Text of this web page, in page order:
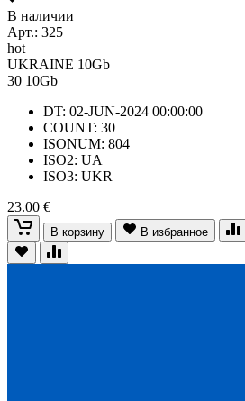
В наличии
Арт.: 325
hot
UKRAINE 10Gb
30 10Gb
DT: 02-JUN-2024 00:00:00
COUNT: 30
ISONUM: 804
ISO2: UA
ISO3: UKR
23.00 €
В корзину В избранное